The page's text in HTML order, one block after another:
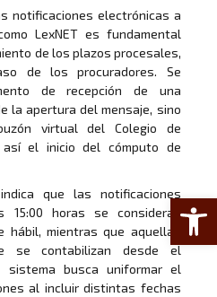
Abrir
notificaciones electrónicas a
LexNET es fundamental
de los plazos procesales,
de los procuradores. Se
de recepción de una
la apertura del mensaje, sino
virtual del Colegio de
así el inicio del cómputo de
que las notificaciones
15:00 horas se consideran
mientras que aquellas
se contabilizan desde el
sistema busca uniformar el
al incluir distintas fechas